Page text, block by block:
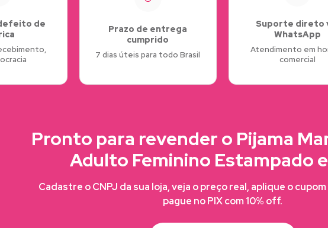
de
Prazo de entrega
cumprido
7 dias úteis para todo Brasil
Suporte direto
WhatsApp
Atendimento em
comercial
Pronto para revender o Pijama
Adulto Feminino Estampado
Cadastre o CNPJ da sua loja, veja o preço real, aplique o
pague no PIX com 10% off.